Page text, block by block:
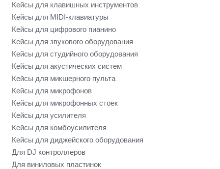
Кейсы для клавишных инструментов
Кейсы для MIDI-клавиатуры
Кейсы для цифрового пианино
Кейсы для звукового оборудования
Кейсы для студийного оборудования
Кейсы для акустических систем
Кейсы для микшерного пульта
Кейсы для микрофонов
Кейсы для микрофонных стоек
Кейсы для усилителя
Кейсы для комбоусилителя
Кейсы для диджейского оборудования
Для DJ контроллеров
Для виниловых пластинок